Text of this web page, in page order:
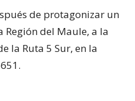
de protagonizar un
Región del Maule, a la
la Ruta 5 Sur, en la